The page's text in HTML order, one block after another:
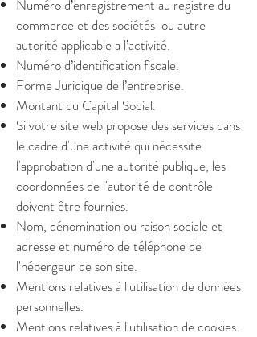
Numéro d’enregistrement au registre du
commerce et des sociétés ou autre
autorité applicable a l’activité.
Numéro d’identification fiscale.
Forme Juridique de l’entreprise.
Montant du Capital Social.
Si votre site web propose des services dans
le cadre d'une activité qui nécessite
l'approbation d'une autorité publique, les
coordonnées de l'autorité de contrôle
doivent être fournies. ​​​
Nom, dénomination ou raison sociale et
adresse et numéro de téléphone de
l'hébergeur de son site.
Mentions relatives à l'utilisation de données
personnelles.
Mentions relatives à l'utilisation de cookies.